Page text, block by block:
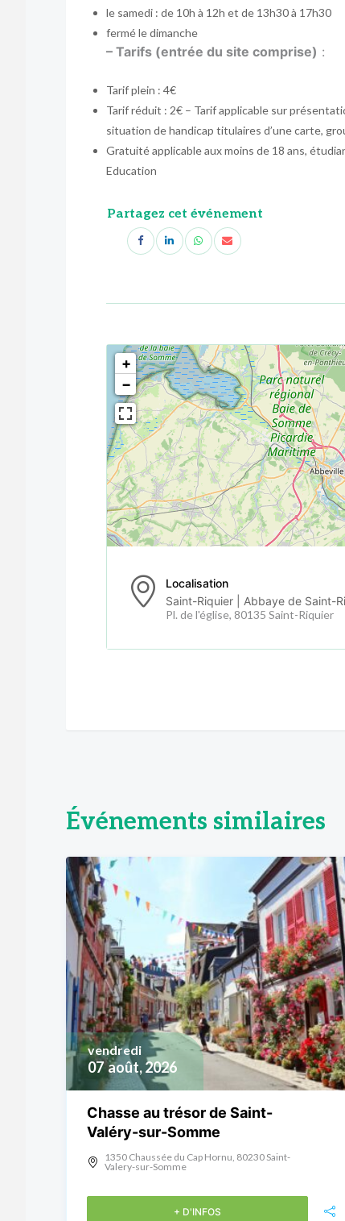
le samedi : de 10h à 12h et de 13h30 à 17h30
fermé le dimanche
– Tarifs (entrée du site comprise) :
Tarif plein : 4€
Tarif réduit : 2€ – Tarif applicable sur
situation de handicap titulaires d’une carte,
Gratuité applicable aux moins de 18 ans,
Education
Partagez cet événement
<!---->
+
−
Localisation
Saint-Riquier | Abbaye de Saint-
Pl. de l'église, 80135 Saint-Riquier
Événements similaires
07 août, 2026
vendredi
Chasse au trésor de Saint-
Valéry-sur-Somme
1350 Chaussée du Cap Hornu, 80230 Saint-
Valery-sur-Somme
+ D'INFOS